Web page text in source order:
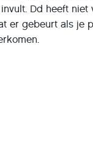
Dd heeft
er gebeurt als je